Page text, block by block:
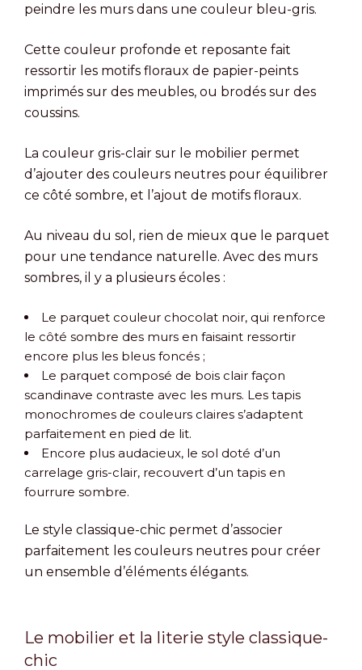
peindre les murs dans une couleur bleu-gris.
Cette couleur profonde et reposante fait
ressortir les motifs floraux de papier-peints
imprimés sur des meubles, ou brodés sur des
coussins.
La couleur gris-clair sur le mobilier permet
d’ajouter des couleurs neutres pour équilibrer
ce côté sombre, et l’ajout de motifs floraux.
Au niveau du sol, rien de mieux que le parquet
pour une tendance naturelle. Avec des murs
sombres, il y a plusieurs écoles :
Le parquet couleur chocolat noir, qui renforce
le côté sombre des murs en faisaint ressortir
encore plus les bleus foncés ;
Le parquet composé de bois clair façon
scandinave contraste avec les murs. Les tapis
monochromes de couleurs claires s’adaptent
parfaitement en pied de lit.
Encore plus audacieux, le sol doté d’un
carrelage gris-clair, recouvert d’un tapis en
fourrure sombre.
Le style classique-chic permet d’associer
parfaitement les couleurs neutres pour créer
un ensemble d’éléments élégants.
Le mobilier et la literie style classique-
chic